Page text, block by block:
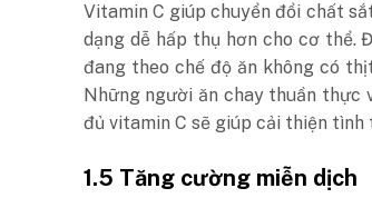
Vitamin C giúp chuyển đổi chất
dạng dễ hấp thụ hơn cho cơ thể.
đang theo chế độ ăn không có
Những người ăn chay thuần thực
đủ vitamin C sẽ giúp cải thiện tình
1.5 Tăng cường miễn dịch